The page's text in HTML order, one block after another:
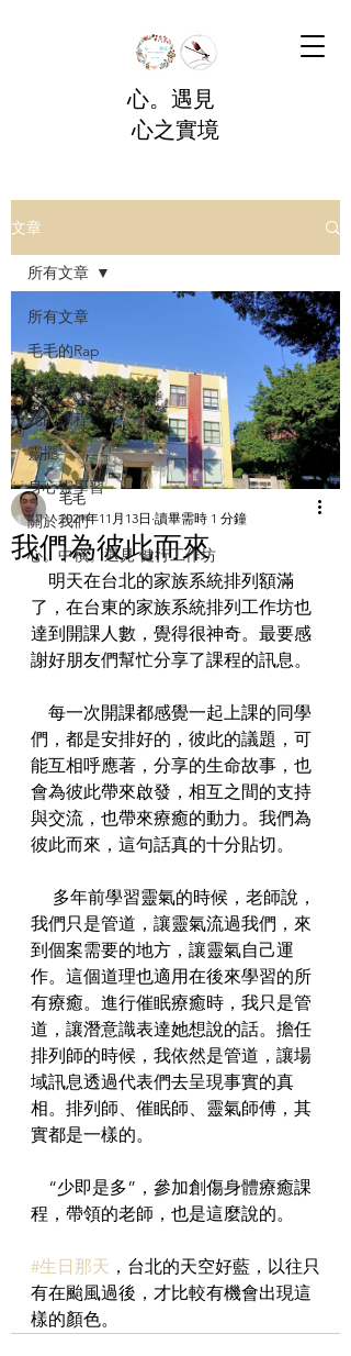
心。遇見
心之實境
文章
所有文章
毛毛的Rap
催眠與潛意識
光的課程
靈擺
身心靈學習
關於我們
心。中橫。遇見 健行工作坊
所有文章
我們為彼此而來
毛毛
2021年11月13日 讀畢需時 1 分鐘
了，在台東的家族系統排列工作坊也
達到開課人數，覺得很神奇。最要感
謝好朋友們幫忙分享了課程的訊息。
們，都是安排好的，彼此的議題，可
能互相呼應著，分享的生命故事，也
會為彼此帶來啟發，相互之間的支持
與交流，也帶來療癒的動力。我們為
彼此而來，這句話真的十分貼切。
我們只是管道，讓靈氣流過我們，來
到個案需要的地方，讓靈氣自己運
作。這個道理也適用在後來學習的所
有療癒。進行催眠療癒時，我只是管
道，讓潛意識表達她想說的話。擔任
排列師的時候，我依然是管道，讓場
域訊息透過代表們去呈現事實的真
相。排列師、催眠師、靈氣師傅，其
實都是一樣的。
程，帶領的老師，也是這麼說的。
#生日那天 ，台北的天空好藍，以往只
有在颱風過後，才比較有機會出現這
樣的顏色。